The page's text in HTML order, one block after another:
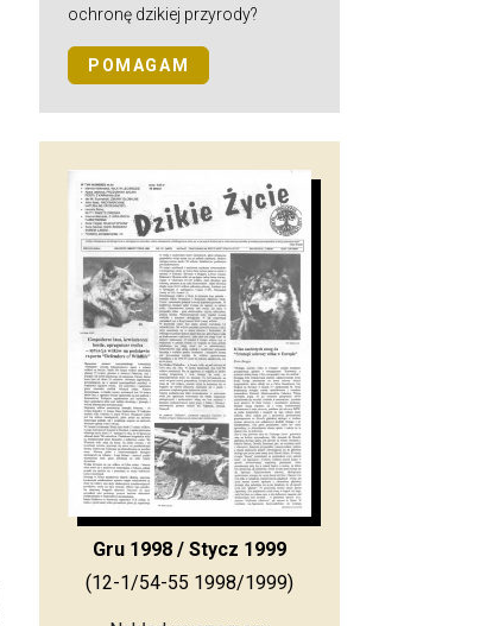
ochronę dzikiej przyrody?
POMAGAM
Gru 1998 / Stycz 1999
(12-1/54-55 1998/1999)